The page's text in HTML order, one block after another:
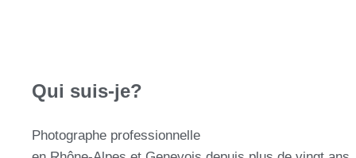
Qui suis-je?
Photographe professionnelle